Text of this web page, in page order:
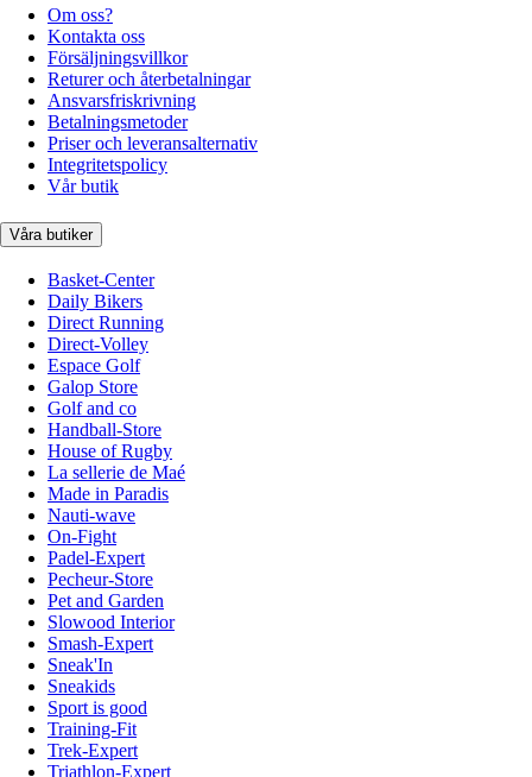
Om oss?
Kontakta oss
Försäljningsvillkor
Returer och återbetalningar
Ansvarsfriskrivning
Betalningsmetoder
Priser och leveransalternativ
Integritetspolicy
Vår butik
Våra butiker
Basket-Center
Daily Bikers
Direct Running
Direct-Volley
Espace Golf
Galop Store
Golf and co
Handball-Store
House of Rugby
La sellerie de Maé
Made in Paradis
Nauti-wave
On-Fight
Padel-Expert
Pecheur-Store
Pet and Garden
Slowood Interior
Smash-Expert
Sneak'In
Sneakids
Sport is good
Training-Fit
Trek-Expert
Triathlon-Expert